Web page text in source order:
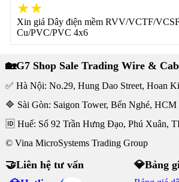
★★
Xin giá Dây điện mềm RVV/VCTF/
Cu/PVC/PVC 4x6
🏡G7 Shop Sale Trading Wire &
✅ Hà Nội: No.29, Hung Dao Street, Hoan
🔷 Sài Gòn: Saigon Tower, Bến Nghé, HCM
🆔 Huế: Số 92 Trần Hưng Đạo, Phú Xuân,
© Vina MicroSystems Trading Group
🤝Liên hệ tư vấn
💎Bảng